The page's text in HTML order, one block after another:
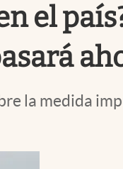
el
la medida